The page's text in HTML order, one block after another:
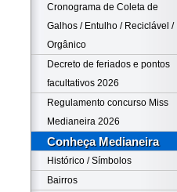
Cronograma de Coleta de
Galhos / Entulho / Reciclável /
Orgânico
Decreto de feriados e pontos
facultativos 2026
Regulamento concurso Miss
Medianeira 2026
Conheça Medianeira
Histórico / Símbolos
Bairros